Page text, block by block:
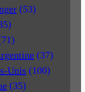
(53)
(37)
Unis (100)
(35)